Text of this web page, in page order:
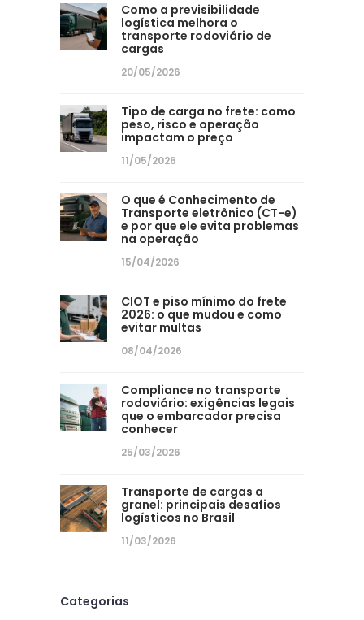
Como a previsibilidade
logística melhora o
transporte rodoviário de
cargas
20/05/2026
Tipo de carga no frete: como
peso, risco e operação
impactam o preço
11/05/2026
O que é Conhecimento de
Transporte eletrônico (CT-e)
e por que ele evita problemas
na operação
15/04/2026
CIOT e piso mínimo do frete
2026: o que mudou e como
evitar multas
08/04/2026
Compliance no transporte
rodoviário: exigências legais
que o embarcador precisa
conhecer
25/03/2026
Transporte de cargas a
granel: principais desafios
logísticos no Brasil
11/03/2026
Categorias